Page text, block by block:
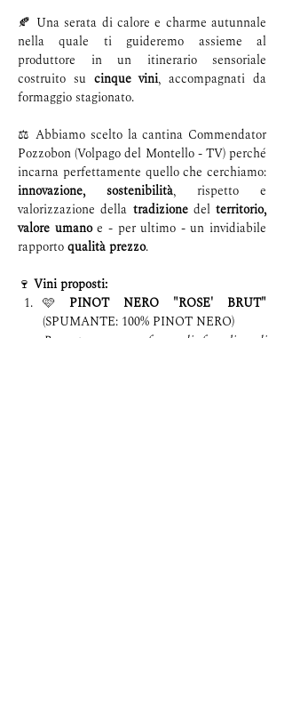
🍂 Una serata di calore e charme autunnale
nella quale ti guideremo assieme al
produttore in un itinerario sensoriale
costruito su cinque vini, accompagnati da
formaggio stagionato.
⚖️ Abbiamo scelto la cantina Commendator
Pozzobon (Volpago del Montello - TV) perché
innovazione,
sostenibilità, rispetto e
valorizzazione della tradizione del territorio,
valore umano e - per ultimo - un invidiabile
rapporto qualità prezzo.
🍷 Vini proposti:
🩷 PINOT NERO "ROSE' BRUT"
(SPUMANTE: 100% PINOT NERO)
Rosa tenue e profumo di fragoline di